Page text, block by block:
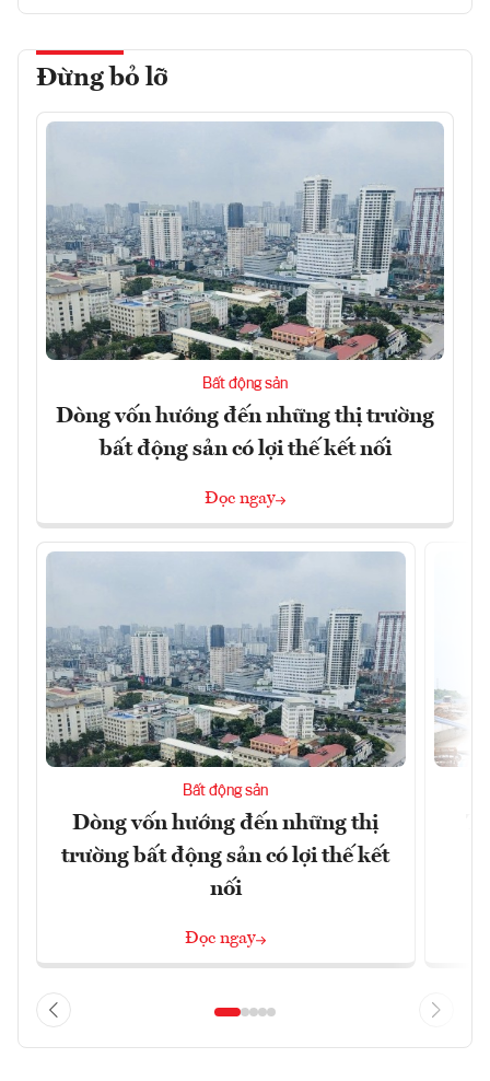
Đừng bỏ lỡ
Bất động sản
Dòng vốn hướng đến những thị trường
bất động sản có lợi thế kết nối
Đọc ngay
Bất động sản
Dòng vốn hướng đến những thị
trường bất động sản có lợi thế kết
nối
Đọc ngay